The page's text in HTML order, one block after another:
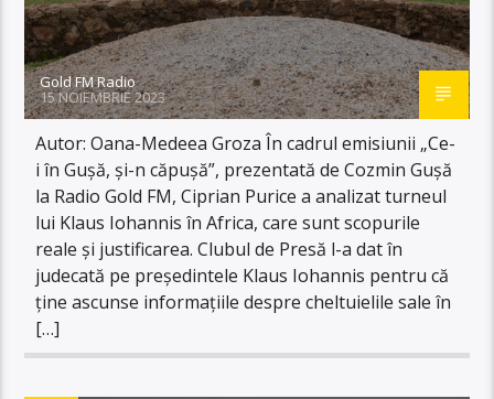
Gold FM Radio
15 NOIEMBRIE 2023
Autor: Oana-Medeea Groza În cadrul emisiunii „Ce-
i în Gușă, și-n căpușă”, prezentată de Cozmin Gușă
la Radio Gold FM, Ciprian Purice a analizat turneul
lui Klaus Iohannis în Africa, care sunt scopurile
reale și justificarea. Clubul de Presă l-a dat în
judecată pe președintele Klaus Iohannis pentru că
ține ascunse informațiile despre cheltuielile sale în
[…]